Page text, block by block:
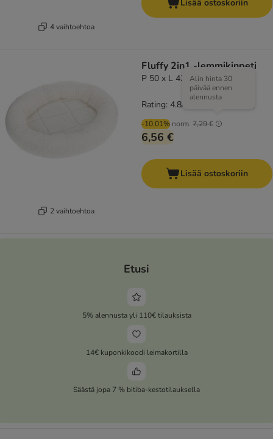
4 vaihtoehtoa
Lisää ostoskoriin
2 vaihtoehtoa
Fluffy 2in1 -lemmikinpeti
P 50 x L 42 x K 7,5 cm
-10.01% norm. 7,29 €
Alin hinta 30
päivää ennen
alennusta
6,56 €
Rating: 4.8/5
Lisää ostoskoriin
Etusi
5% alennusta yli 110€ tilauksista
14€ kuponkikoodi leimakortilla
Säästä jopa 7 % bitiba-kestotilauksella